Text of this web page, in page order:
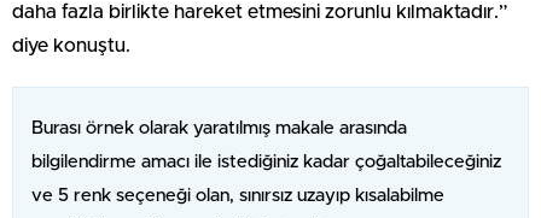
daha fazla birlikte hareket etmesini zorunlu kılmaktadır.”
diye konuştu.
Burası örnek olarak yaratılmış makale arasında
bilgilendirme amacı ile istediğiniz kadar çoğaltabileceğiniz
ve 5 renk seçeneği olan, sınırsız uzayıp kısalabilme